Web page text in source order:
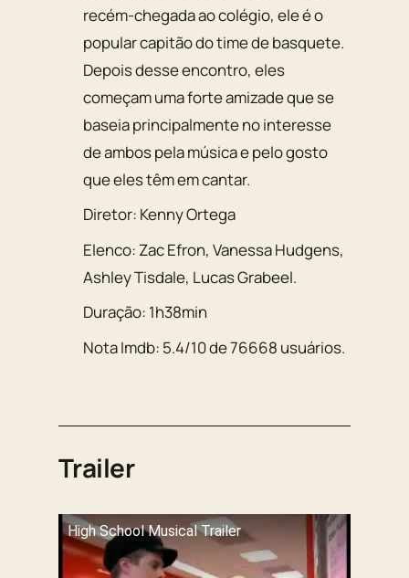
recém-chegada ao colégio, ele é o
popular capitão do time de basquete.
Depois desse encontro, eles
começam uma forte amizade que se
baseia principalmente no interesse
de ambos pela música e pelo gosto
que eles têm em cantar.
Diretor: Kenny Ortega
Elenco: Zac Efron,Vanessa Hudgens,
Ashley Tisdale, Lucas Grabeel.
Duração: 1h38min
Nota Imdb: 5.4/10de76668 usuários.
Trailer
High School Musical Trailer